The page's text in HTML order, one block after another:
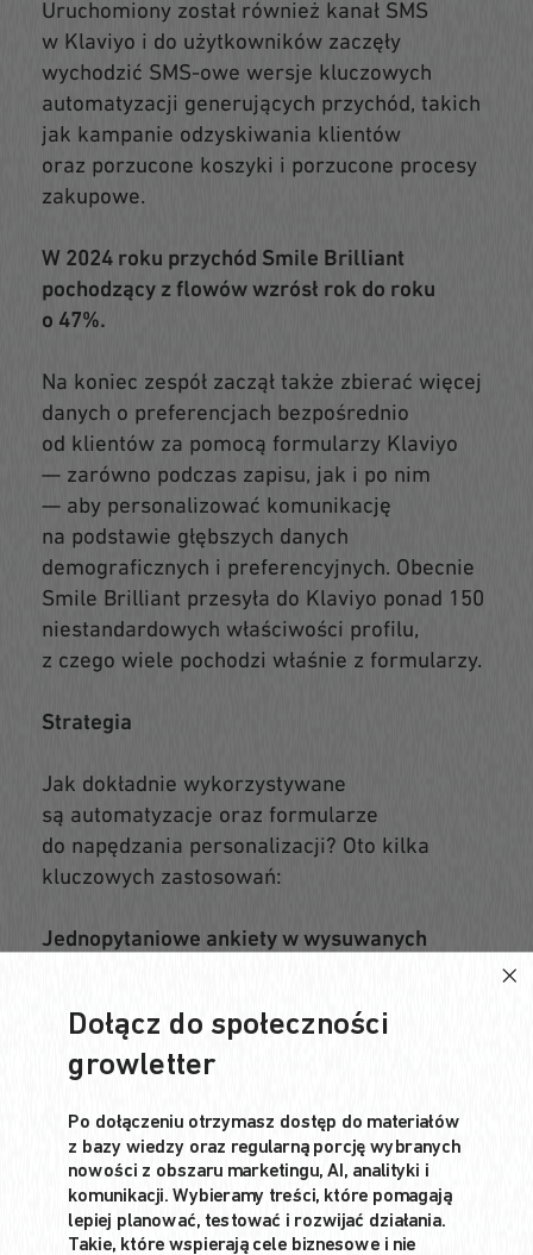
Uruchomiony został również kanał SMS
w Klaviyo i do użytkowników zaczęły
wychodzić SMS-owe wersje kluczowych
automatyzacji generujących przychód, takich
jak kampanie odzyskiwania klientów
oraz porzucone koszyki i porzucone procesy
zakupowe.
W 2024 roku przychód Smile Brilliant
pochodzący z flowów wzrósł rok do roku
o 47%.
Na koniec zespół zaczął także zbierać więcej
danych o preferencjach bezpośrednio
od klientów za pomocą formularzy Klaviyo
— zarówno podczas zapisu, jak i po nim
— aby personalizować komunikację
na podstawie głębszych danych
demograficznych i preferencyjnych. Obecnie
Smile Brilliant przesyła do Klaviyo ponad 150
niestandardowych właściwości profilu,
z czego wiele pochodzi właśnie z formularzy.
Strategia
Jak dokładnie wykorzystywane
są automatyzacje oraz formularze
do napędzania personalizacji? Oto kilka
kluczowych zastosowań:
Jednopytaniowe ankiety w wysuwanych
Po zapisaniu się do e-maili i SMS-ów
subskrybenci Smile Brilliant nadal widzą
wysuwanych okienek, z których każde
zawiera jedno pytanie demograficzne lub
dotyczące preferencji. Jedno z nich może
na przykład pytać, czy klient interesuje się
produktami dla dzieci albo czy zmaga się
Dołącz do społeczności
growletter
Po dołączeniu otrzymasz dostęp do materiałów
z bazy wiedzy oraz regularną porcję wybranych
nowości z obszaru marketingu, AI, analityki i
komunikacji. Wybieramy treści, które pomagają
lepiej planować, testować i rozwijać działania.
Takie, które wspierają cele biznesowe i nie